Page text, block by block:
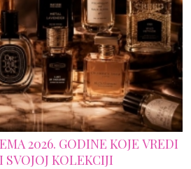
2026. GODINE KOJE VREDI
KOLEKCIJI